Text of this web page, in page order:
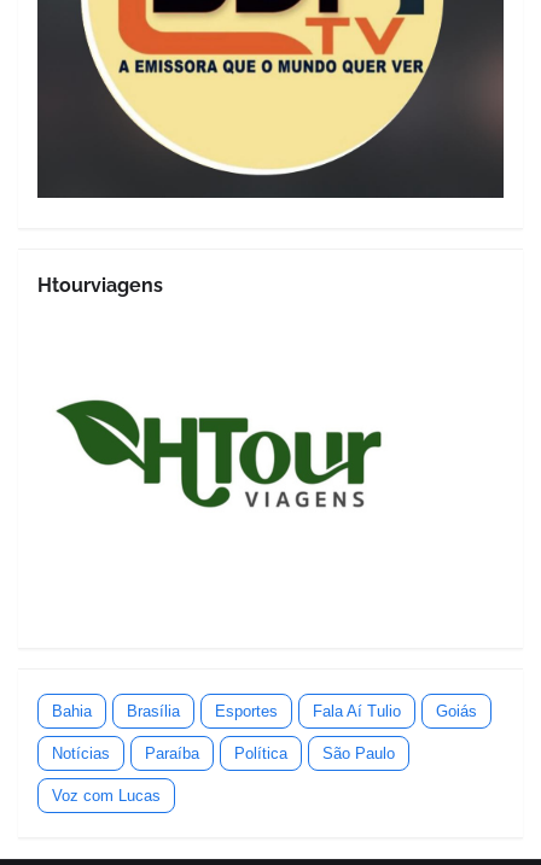
Htourviagens
Bahia Brasília Esportes Fala Aí Tulio Goiás
Notícias Paraíba Política São Paulo
Voz com Lucas